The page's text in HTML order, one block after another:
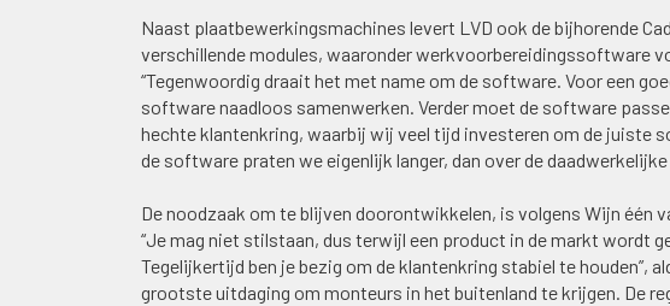
Naast plaatbewerkingsmachines levert LVD ook de bijhorende
verschillende modules, waaronder werkvoorbereidingssoftware
“Tegenwoordig draait het met name om de software. Voor een
software naadloos samenwerken. Verder moet de software
hechte klantenkring, waarbij wij veel tijd investeren om de juiste
de software praten we eigenlijk langer, dan over de daadwerkelijke
De noodzaak om te blijven doorontwikkelen, is volgens Wijn één
“Je mag niet stilstaan, dus terwijl een product in de markt wordt
Tegelijkertijd ben je bezig om de klantenkring stabiel te houden”,
grootste uitdaging om monteurs in het buitenland te krijgen. De